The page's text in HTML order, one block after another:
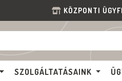
KÖZPONTI
SZOLGÁLTATÁSAINK